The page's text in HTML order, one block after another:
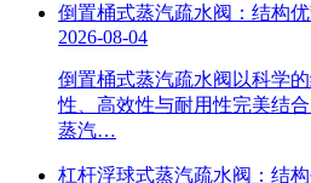
倒置桶式蒸汽疏水阀：结构
2026-08-04
倒置桶式蒸汽疏水阀以科学
性、高效性与耐用性完美结
蒸汽…
杠杆浮球式蒸汽疏水阀：结